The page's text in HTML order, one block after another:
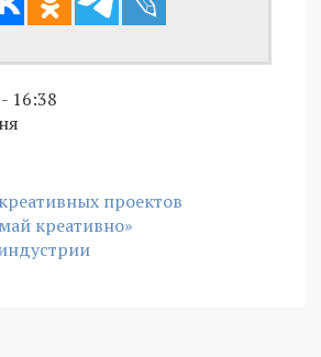
16:38
проектов
креативно»